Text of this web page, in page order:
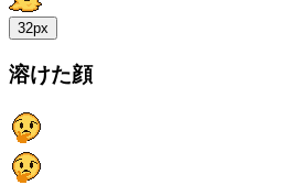
32px
溶けた顔